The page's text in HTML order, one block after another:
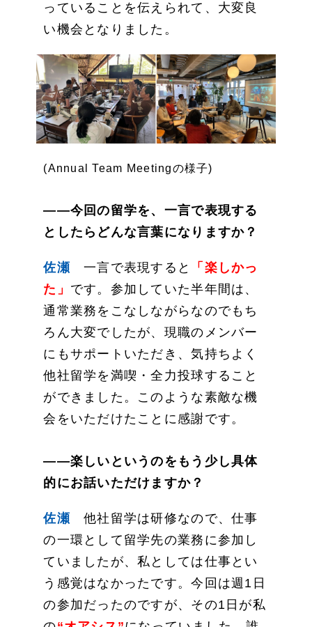
っていることを伝えられて、大変良
い機会となりました。
(Annual Team Meetingの様子)
——今回の留学を、一言で表現する
としたらどんな言葉になりますか？
佐瀬 一言で表現すると
「楽しかっ
た」 です。参加していた半年間は、
通常業務をこなしながらなのでもち
ろん大変でしたが、現職のメンバー
にもサポートいただき、気持ちよく
他社留学を満喫・全力投球すること
ができました。このような素敵な機
会をいただけたことに感謝です。
——楽しいというのをもう少し具体
的にお話いただけますか？
佐瀬 他社留学は研修なので、仕事
の一環として留学先の業務に参加し
ていましたが、私としては仕事とい
う感覚はなかったです。今回は週1日
の参加だったのですが、その1日が私